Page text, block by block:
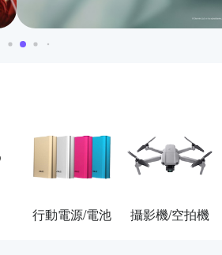
行動電源/電池 攝影機/空拍機